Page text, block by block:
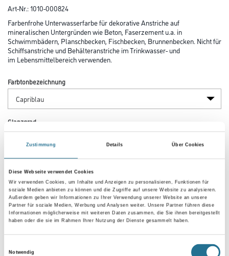
Zustimmung Details Über Cookies
Diese Webseite verwendet Cookies
Wir verwenden Cookies, um Inhalte und Anzeigen zu personalisieren, Funktionen für
soziale Medien anbieten zu können und die Zugriffe auf unsere Website zu analysieren.
Außerdem geben wir Informationen zu Ihrer Verwendung unserer Website an unsere
Partner für soziale Medien, Werbung und Analysen weiter. Unsere Partner führen diese
Informationen möglicherweise mit weiteren Daten zusammen, die Sie ihnen bereitgestellt
haben oder die sie im Rahmen Ihrer Nutzung der Dienste gesammelt haben.
Notwendig
Art-Nr.:1010-000824
Farbenfrohe Unterwasserfarbe für dekorative Anstriche auf
mineralischen Untergründen wie Beton, Faserzement u.a. in
Schwimmbädern, Planschbecken, Fischbecken, Brunnenbecken. Nicht für
Schiffsanstriche und Behälteranstriche im Trinkwasser- und
im Lebensmittelbereich verwenden.
Farbtonbezeichnung
Glanzgrad
Gebinde